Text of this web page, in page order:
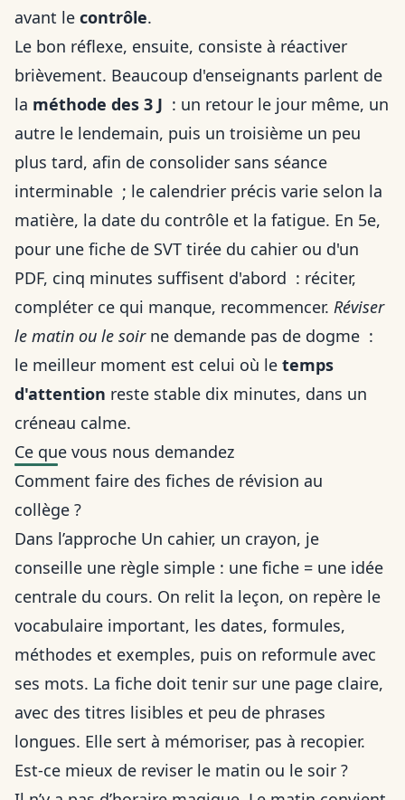
avant le contrôle.
Le bon réflexe, ensuite, consiste à réactiver
brièvement. Beaucoup d'enseignants parlent de
la méthode des 3 J : un retour le jour même, un
autre le lendemain, puis un troisième un peu
plus tard, afin de consolider sans séance
interminable ; le calendrier précis varie selon la
matière, la date du contrôle et la fatigue. En 5e,
pour une fiche de SVT tirée du cahier ou d'un
PDF, cinq minutes suffisent d'abord : réciter,
compléter ce qui manque, recommencer. Réviser
le matin ou le soirne demande pas de dogme :
le meilleur moment est celui où le temps
d'attention reste stable dix minutes, dans un
créneau calme.
Ce que vous nous demandez
Comment faire des fiches de révision au
collège ?
Dans l’approche Un cahier, un crayon, je
conseille une règle simple : une fiche = une idée
centrale du cours. On relit la leçon, on repère le
vocabulaire important, les dates, formules,
méthodes et exemples, puis on reformule avec
ses mots. La fiche doit tenir sur une page claire,
avec des titres lisibles et peu de phrases
longues. Elle sert à mémoriser, pas à recopier.
Est-ce mieux de reviser le matin ou le soir ?